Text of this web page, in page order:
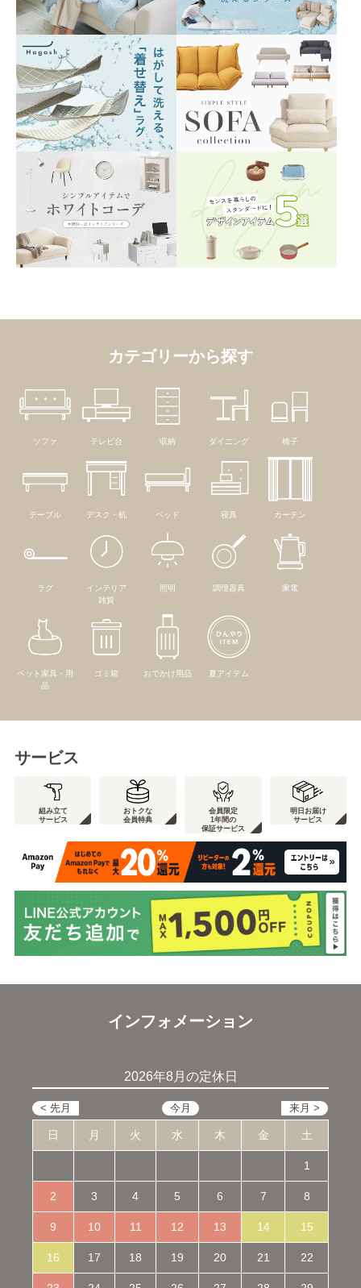
カテゴリーから探す
ソファ テレビ台 収納 ダイニング 椅子
テーブル デスク・机 ベッド 寝具 カーテン
ラグ
インテリア
雑貨
照明 調理器具 家電
ペット家具・用
品
ゴミ箱 おでかけ用品 夏アイテム
サービス
組み立て
サービス
おトクな
会員特典
会員限定
1年間の
保証サービス
明日お届け
サービス
インフォメーション
2026年8月の定休日
日 月 火 水 木 金 土
1
2 3 4 5 6 7 8
9 10 11 12 13 14 15
16 17 18 19 20 21 22